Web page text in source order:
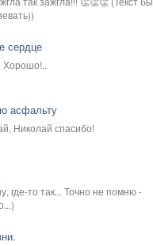
сердце
Хорошо!..
асфальту
Николай спасибо!
где-то так... Точно не помню -